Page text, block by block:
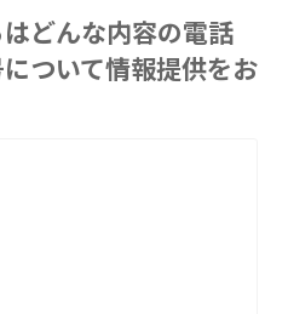
どんな内容の電話
ついて情報提供をお